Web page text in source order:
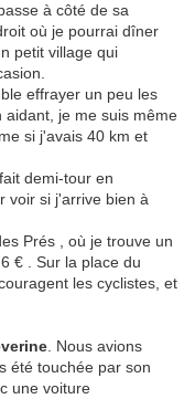
à côté de sa
où je pourrai dîner
petit village qui
effrayer un peu les
je me suis même
si j'avais 40 km et
demi-tour en
voir si j'arrive bien à
Prés , où je trouve un
€ . Sur la place du
les cyclistes, et
. Nous avions
été touchée par son
une voiture